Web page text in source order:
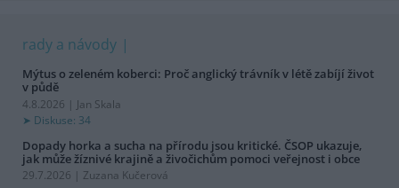
rady a návody
Mýtus o zeleném koberci: Proč anglický trávník v létě zabíjí život
v půdě
4.8.2026 | Jan Skala
Diskuse: 34
Dopady horka a sucha na přírodu jsou kritické. ČSOP ukazuje,
jak může žíznivé krajině a živočichům pomoci veřejnost i obce
29.7.2026 | Zuzana Kučerová